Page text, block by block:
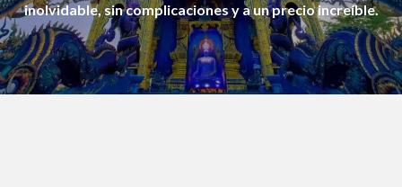
inolvidable, sin complicaciones y a un precio increíble.